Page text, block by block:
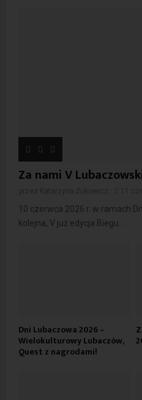
Za nami V
10 czerwca 2026 r. w ramach
kolejna, V już edycja Biegu...
Dni Lubaczowa 2026 –
Wielokulturowy Lubaczów,
Quest z nagrodami!